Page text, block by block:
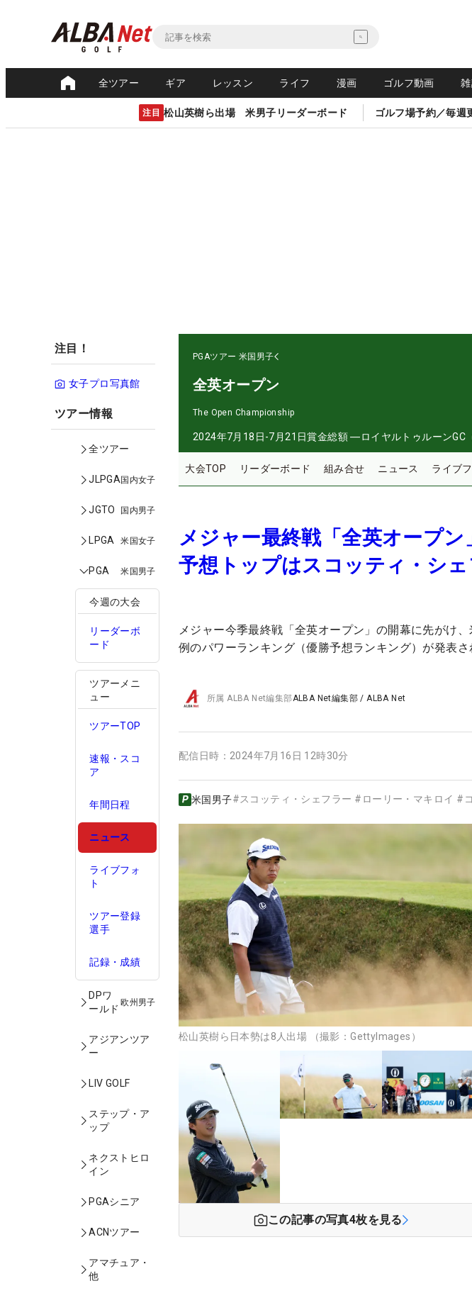
全ツアー ギア レッスン ライフ 漫画 ゴルフ動画
注目 松山英樹ら出場 米男子リーダーボード ゴルフ場予約／毎週
注目！
女子プロ写真館
ツアー情報
全ツアー
JLPGA国内女子
JGTO 国内男子
LPGA 米国女子
PGA 米国男子
今週の大会
リーダーボ
ード
ツアーメニ
ュー
ツアーTOP
速報・スコ
ア
年間日程
ニュース
ライブフォ
ト
ツアー登録
選手
記録・成績
DPワ
ールド
欧州男子
アジアンツア
ー
LIV GOLF
ステップ・ア
ップ
ネクストヒロ
イン
PGAシニア
ACNツアー
アマチュア・
他
PGAツアー 米国男子
全英オープン
The Open Championship
2024年7月18日-7月21日賞金総額 ―ロイヤルトゥルーンGC
大会TOP リーダーボード 組み合せ ニュース ライブ
メジャー最終戦「全英オープ
予想トップはスコッティ・シ
メジャー今季最終戦「全英オープン」の開幕に先がけ
例のパワーランキング（優勝予想ランキング）が発表さ
所属ALBA Net編集部ALBA Net編集部 /ALBA Net
配信日時： 2024年7月16日 12時30分
米国男子#スコッティ・シェフラー # ローリー・マキロイ #
松山英樹ら日本勢は8人出場 （撮影：GettyImages）
この記事の写真4枚を見る